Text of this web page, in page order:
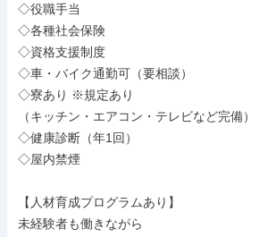
◇役職手当
◇各種社会保険
◇資格支援制度
◇車・バイク通勤可（要相談）
◇寮あり ※規定あり
（キッチン・エアコン・テレビなど完備）
◇健康診断（年1回）
◇屋内禁煙
【人材育成プログラムあり】
未経験者も働きながら